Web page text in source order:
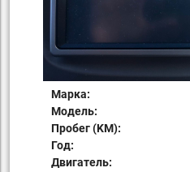
Марка:
Модель:
Пробег (KM):
Год:
Двигатель: